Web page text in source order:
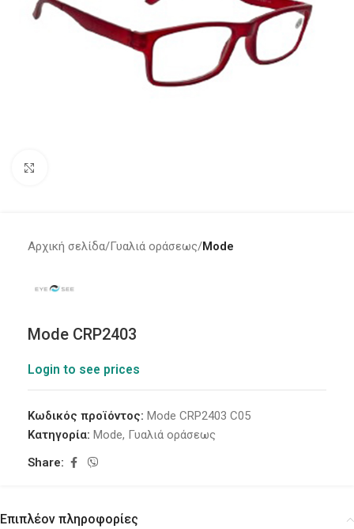
Αρχική σελίδα Γυαλιά οράσεως Mode
Mode CRP2403
Login to see prices
Κωδικός προϊόντος: Mode CRP2403 C05
Κατηγορία: Mode, Γυαλιά οράσεως
Share:
Επιπλέον πληροφορίες